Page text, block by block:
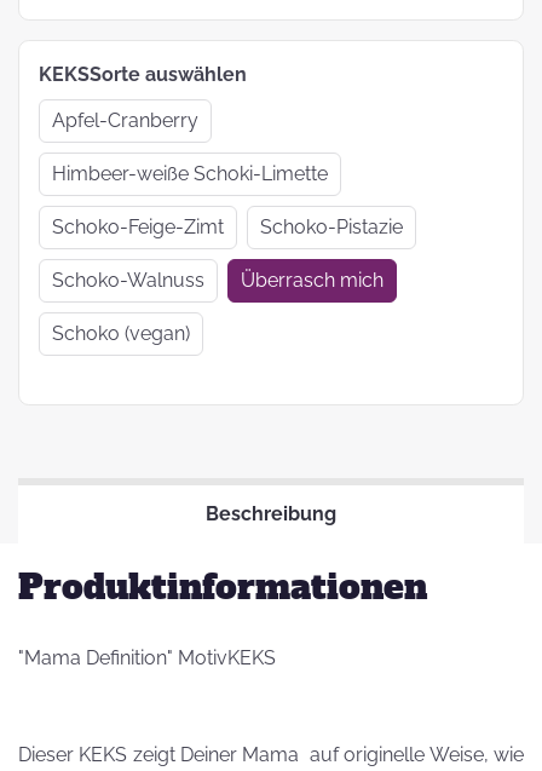
KEKSSorte auswählen
Apfel-Cranberry
Himbeer-weiße Schoki-Limette
Schoko-Feige-Zimt Schoko-Pistazie
Schoko-Walnuss Überrasch mich
Schoko (vegan)
Beschreibung
Produktinformationen
"Mama Definition" MotivKEKS
Dieser KEKS zeigt Deiner Mama auf originelle Weise, wie